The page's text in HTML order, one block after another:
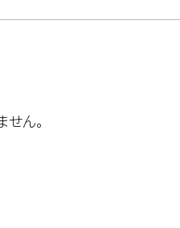
ん。